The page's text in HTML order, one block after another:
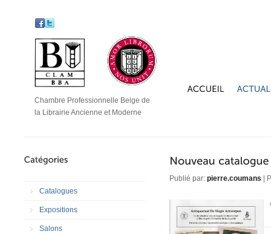
Chambre Professionnelle Belge de
la Librairie Ancienne et Moderne
Catalogues
Expositions
Salons
Publié par: pierre.coumans |